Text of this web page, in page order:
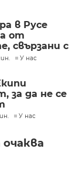
в Русе
от
свързани с
заУ нас
за да не се
У нас